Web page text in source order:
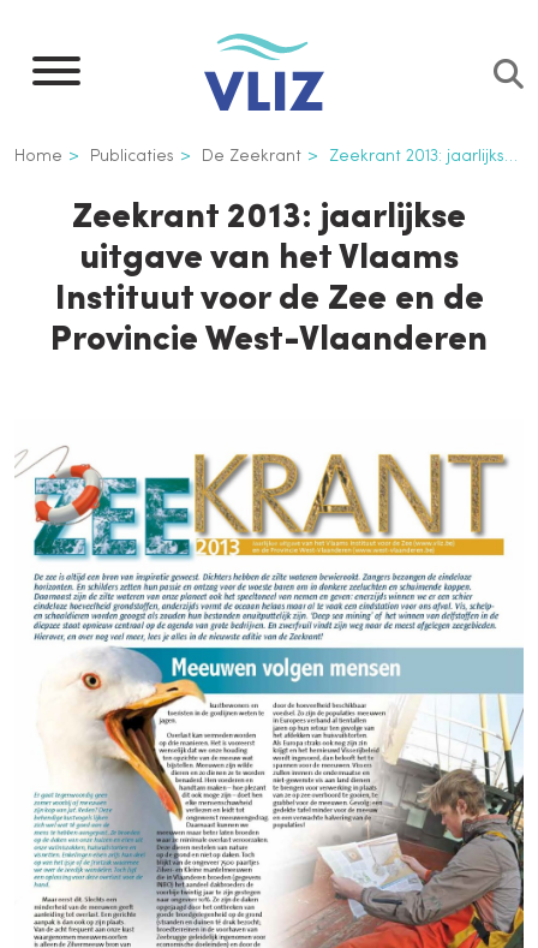
naar
inhoud
Kruimelpad
Home Publicaties De Zeekrant Zeekrant 2013: jaarlijkse uitgave van het Vlaams Instituut voor de Zee en de Provincie West-Vlaanderen
Zeekrant 2013: jaarlijkse
uitgave van het Vlaams
Instituut voor de Zee en de
Provincie West-Vlaanderen